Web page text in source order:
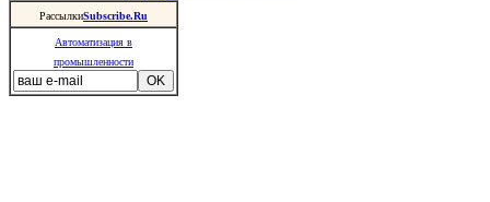
РассылкиSubscribe.Ru
Автоматизация в
промышленности